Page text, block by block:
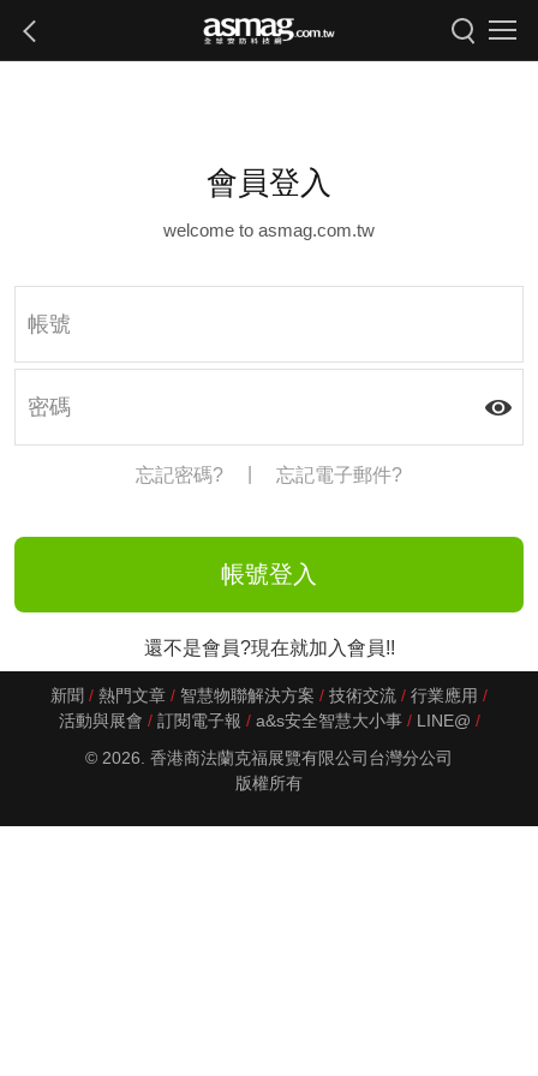
會員登入
welcome to asmag.com.tw
忘記密碼? 忘記電子郵件?
還不是會員?現在就加入會員!!
新聞 熱門文章 智慧物聯解決方案 技術交流
行業應用
活動與展會
訂閱電子報 a&s安全智慧大小事
LINE@
© 2026. 香港商法蘭克福展覽有限公司台灣分公司
版權所有